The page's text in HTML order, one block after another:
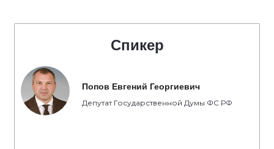
Спикер
Попов Евгений Георгиевич
Депутат Государственной Думы ФС РФ